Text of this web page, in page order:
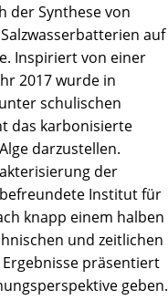
der Synthese von
auf
Inspiriert von einer
2017 wurde in
schulischen
das karbonisierte
darzustellen.
der
Institut für
knapp einem halben
und zeitlichen
präsentiert
geben.